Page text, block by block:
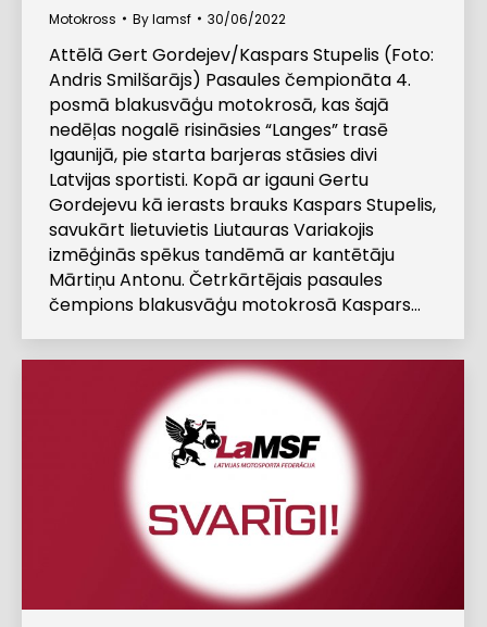
Motokross Bylamsf 30/06/2022
Attēlā Gert Gordejev/Kaspars Stupelis (Foto:
Andris Smilšarājs) Pasaules čempionāta 4.
posmā blakusvāģu motokrosā, kas šajā
nedēļas nogalē risināsies “Langes” trasē
Igaunijā, pie starta barjeras stāsies divi
Latvijas sportisti. Kopā ar igauni Gertu
Gordejevu kā ierasts brauks Kaspars Stupelis,
savukārt lietuvietis Liutauras Variakojis
izmēģinās spēkus tandēmā ar kantētāju
Mārtiņu Antonu. Četrkārtējais pasaules
čempions blakusvāģu motokrosā Kaspars…